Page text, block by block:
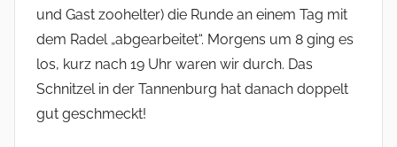
und Gast zoohelter) die Runde an einem Tag mit
dem Radel „abgearbeitet“. Morgens um 8 ging es
los, kurz nach 19 Uhr waren wir durch. Das
Schnitzel in der Tannenburg hat danach doppelt
gut geschmeckt!